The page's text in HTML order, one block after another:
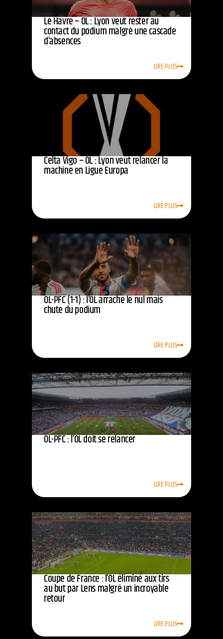
Le Havre – OL : Lyon veut rester au
contact du podium malgré une cascade
d’absences
LIRE PLUS
Celta Vigo – OL : Lyon veut relancer la
machine en Ligue Europa
LIRE PLUS
OL-PFC (1-1) : l’OL arrache le nul mais
chute du podium
LIRE PLUS
OL-PFC : l’OL doit se relancer
LIRE PLUS
Coupe de France : l’OL éliminé aux tirs
au but par Lens malgré un incroyable
retour
LIRE PLUS